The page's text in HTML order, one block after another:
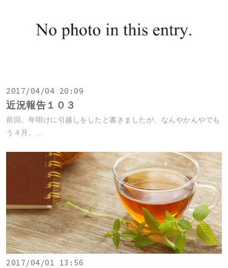
2017/04/04 20:09
近況報告１０３
前回、年明けに引越しをしたと書きましたが、なんやかんやでも
う４月。...
2017/04/01 13:56